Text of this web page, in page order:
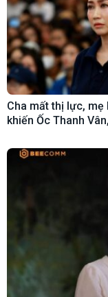
Cha mất thị lực, mẹ
khiến Ốc Thanh